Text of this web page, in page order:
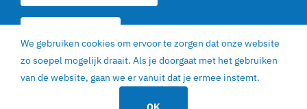
Contact
© 2022 | V. en AV. PAX Hengelo Gelderland |
We gebruiken cookies om ervoor te zorgen dat onze website
zo soepel mogelijk draait. Als je doorgaat met het gebruiken
van de website, gaan we er vanuit dat je ermee instemt.